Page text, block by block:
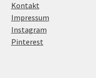
Kontakt
Impressum
Instagram
Pinterest